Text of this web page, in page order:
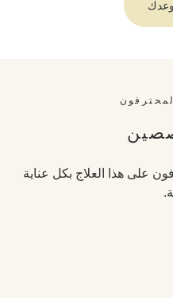
على هذا العلاج بكل عناية